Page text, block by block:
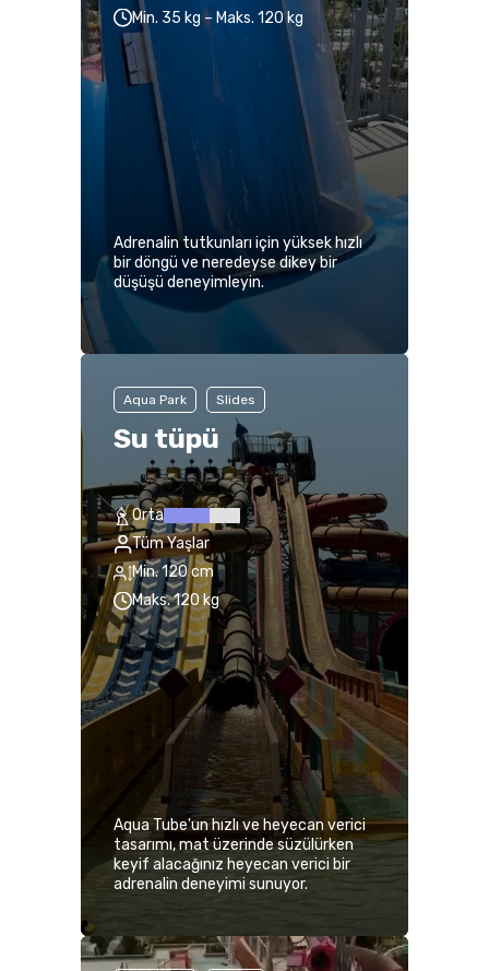
Min. 35 kg – Maks. 120 kg
Adrenalin tutkunları için yüksek hızlı
bir döngü ve neredeyse dikey bir
düşüşü deneyimleyin.
Aqua Park Slides
Su tüpü
Orta
Tüm Yaşlar
Min. 120 cm
Maks. 120 kg
Aqua Tube'un hızlı ve heyecan verici
tasarımı, mat üzerinde süzülürken
keyif alacağınız heyecan verici bir
adrenalin deneyimi sunuyor.